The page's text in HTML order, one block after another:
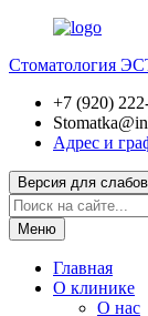
Стоматология
+7 (920)
Адрес и
Версия для
Меню
Главная
О клинике
О нас